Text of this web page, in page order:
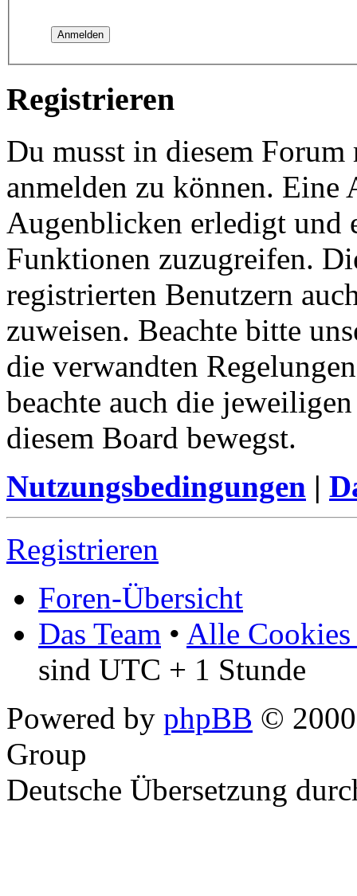
Registrieren
Du musst in diesem
anmelden zu können.
Augenblicken erledigt und
Funktionen zuzugreifen.
registrierten Benutzern
zuweisen. Beachte bitte
die verwandten
beachte auch die
diesem Board bewegst.
Nutzungsbedingungen |
Registrieren
Foren-Übersicht
Das Team • Alle Cookies
sind UTC + 1 Stunde
Powered by phpBB ©
Group
Deutsche Übersetzung